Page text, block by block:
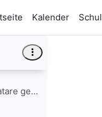
Kalender
Wo müssen unsere Avatare gespeichert werden, damit...